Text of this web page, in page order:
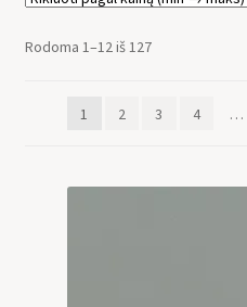
Rodoma 1–12 iš 127
1 2 3 4 …